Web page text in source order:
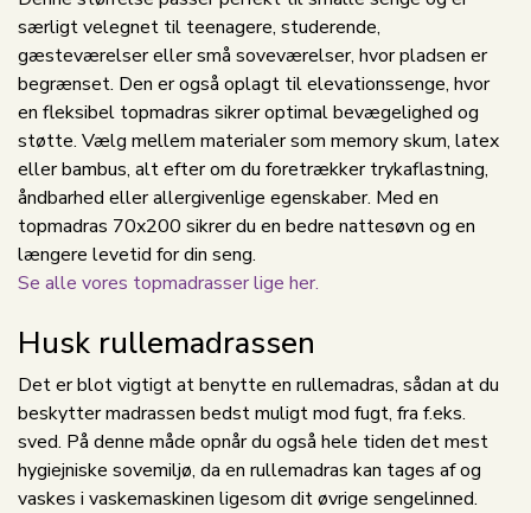
særligt velegnet til teenagere, studerende,
gæsteværelser eller små soveværelser, hvor pladsen er
begrænset. Den er også oplagt til elevationssenge, hvor
en fleksibel topmadras sikrer optimal bevægelighed og
støtte. Vælg mellem materialer som memory skum, latex
eller bambus, alt efter om du foretrækker trykaflastning,
åndbarhed eller allergivenlige egenskaber. Med en
topmadras 70x200 sikrer du en bedre nattesøvn og en
længere levetid for din seng.
Se alle vores topmadrasser lige her.
Husk rullemadrassen
Det er blot vigtigt at benytte en rullemadras, sådan at du
beskytter madrassen bedst muligt mod fugt, fra f.eks.
sved. På denne måde opnår du også hele tiden det mest
hygiejniske sovemiljø, da en rullemadras kan tages af og
vaskes i vaskemaskinen ligesom dit øvrige sengelinned.